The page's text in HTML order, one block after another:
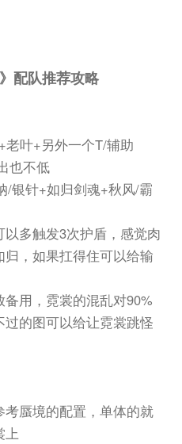
配队推荐攻略
叶+另外一个T/辅助
也不低
/银针+如归剑魂+秋风/霸
多触发3次护盾，感觉肉
，如果扛得住可以给输
用，霓裳的混乱对90%
的图可以给让霓裳跳怪
蜃境的配置，单体的就
上